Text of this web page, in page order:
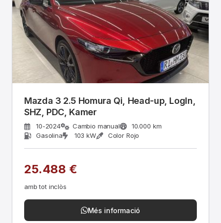
Mazda 3 2.5 Homura Qi, Head-up, LogIn,
SHZ, PDC, Kamer
10-2024 Cambio manual
10.000 km
Gasolina
103 kW Color Rojo
25.488 €
amb tot inclòs
Més informació